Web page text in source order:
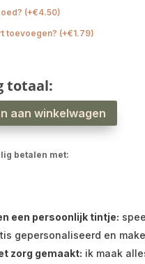
(+€4.50)
toevoegen? (+€1.79)
totaal:
aan winkelwagen
betalen met:
een persoonlijk tintje:
gepersonaliseerd en
zorg gemaakt: ik maak